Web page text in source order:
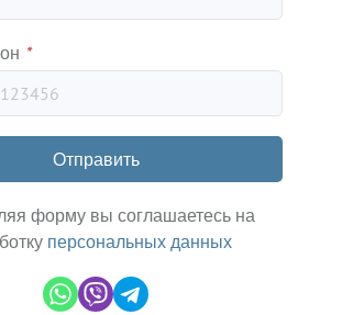
*
Отправить
форму вы соглашаетесь на
персональных данных